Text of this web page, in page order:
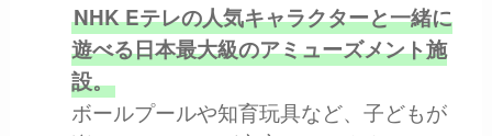
NHK Eテレの人気キャラクターと一緒に
遊べる日本最大級のアミューズメント施
設。
ボールプールや知育玩具など、子どもが